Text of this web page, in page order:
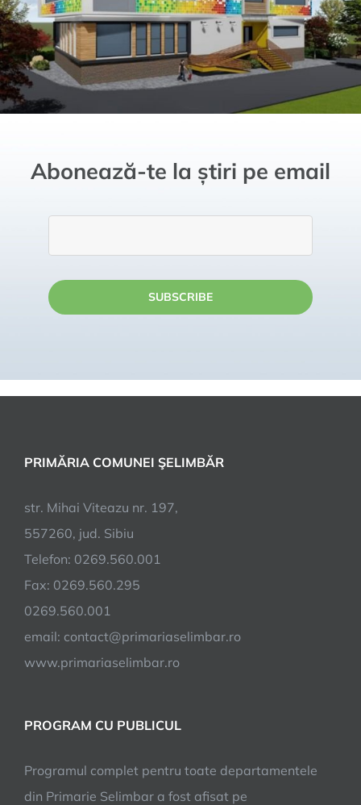
Abonează-te la știri pe email
SUBSCRIBE
PRIMĂRIA COMUNEI ŞELIMBĂR
str. Mihai Viteazu nr. 197,
557260, jud. Sibiu
Telefon: 0269.560.001
Fax: 0269.560.295
0269.560.001
email: contact@primariaselimbar.ro
www.primariaselimbar.ro
PROGRAM CU PUBLICUL
Programul complet pentru toate departamentele
din Primarie Selimbar a fost afisat pe